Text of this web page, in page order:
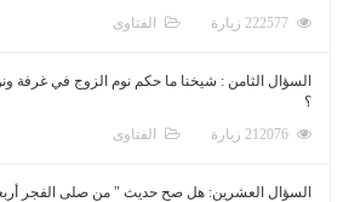
الفتاوى
السؤال الثامن : شيخنا ما حكم نوم الزوج في غرفة
؟
الفتاوى
السؤال العشرين: هل صح حديث " من صلى الفجر